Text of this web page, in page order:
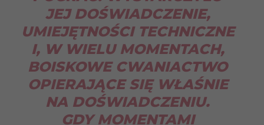
JEJ DOŚWIADCZENIE,
UMIEJĘTNOŚCI TECHNICZNE
I, W WIELU MOMENTACH,
BOISKOWE CWANIACTWO
OPIERAJĄCE SIĘ WŁAŚNIE
NA DOŚWIADCZENIU.
GDY MOMENTAMI